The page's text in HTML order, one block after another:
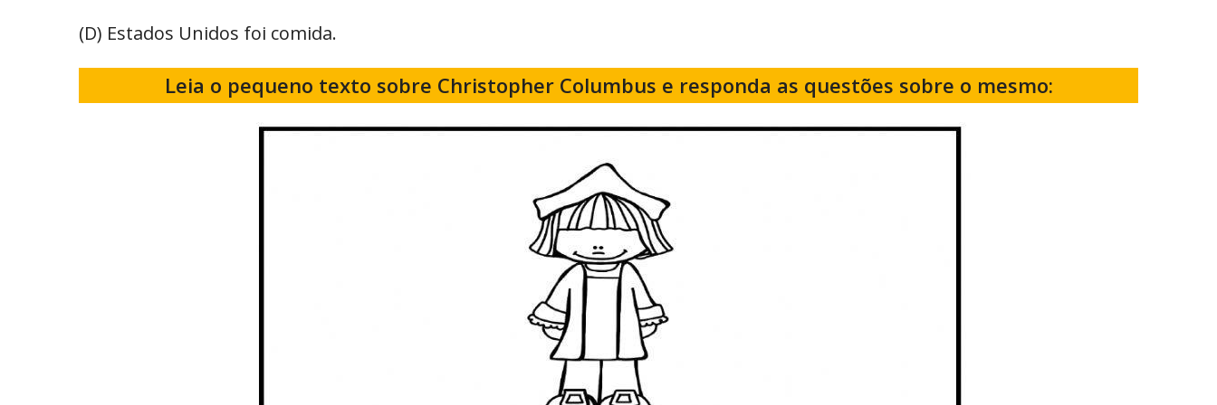
(D) Estados Unidos foi comida.
Leia o pequeno texto sobre Christopher Columbus e responda as questões sobre o mesmo: